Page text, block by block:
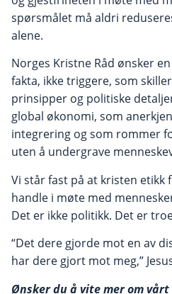
spørsmålet må aldri
alene.
Norges Kristne Råd ønsker
fakta, ikke triggere, som
prinsipper og politiske
global økonomi, som
integrering og som rommer
uten å undergrave
Vi står fast på at kristen etikk
handle i møte med
Det er ikke politikk. Det er
“Det dere gjorde mot en av
har dere gjort mot meg,”
Ønsker du å vite mer om